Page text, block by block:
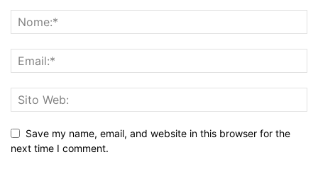
Save my name, email, and website in this browser for the
next time I comment.